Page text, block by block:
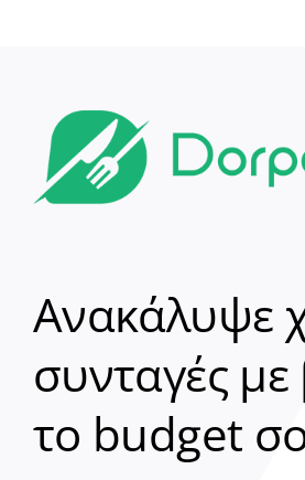
Ανακάλυψε
συνταγές
το budget